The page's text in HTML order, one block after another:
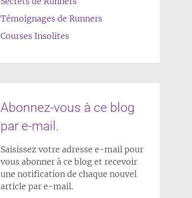
Témoignages de Runners
Courses Insolites
Abonnez-vous à ce blog
par e-mail.
Saisissez votre adresse e-mail pour
vous abonner à ce blog et recevoir
une notification de chaque nouvel
article par e-mail.